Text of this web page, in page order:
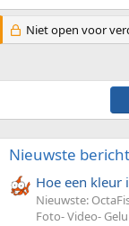
Niet open voor
Nieuwste
Hoe een kleur
Nieuwste:
Foto- Video-